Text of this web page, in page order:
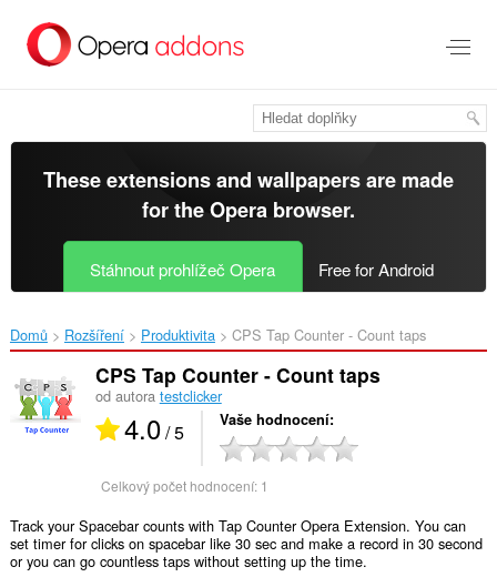
přímo
These extensions and wallpapers are made
for theOpera browser.
Stáhnout prohlížeč Opera Free for Android
Domů Rozšíření Produktivita CPS Tap Counter - Count taps‎
CPS Tap Counter - Count taps
od autora testclicker
4.0/ 5 Vaše hodnocení
Celkový počet hodnocení: 1
Track your Spacebar counts with Tap Counter Opera Extension. You can
set timer for clicks on spacebar like 30 sec and make a record in 30 second
or you can go countless taps without setting up the time.